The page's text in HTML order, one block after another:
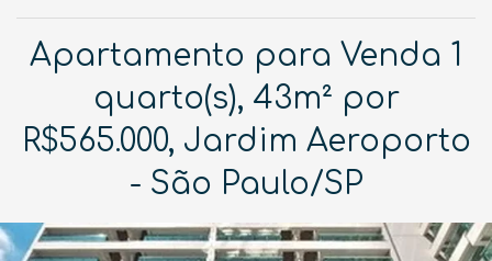
Apartamento para Venda 1
quarto(s), 43m² por
R$565.000, Jardim Aeroporto
- São Paulo/SP